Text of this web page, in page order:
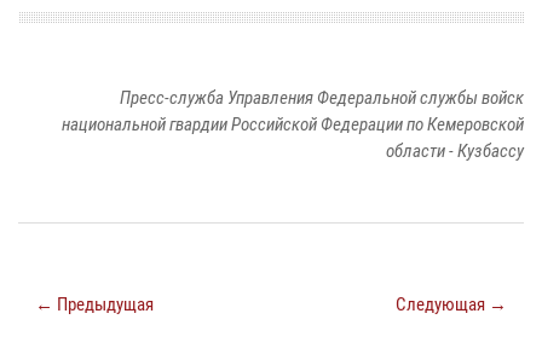
Пресс-служба Управления Федеральной службы войск
национальной гвардии Российской Федерации по Кемеровской
области - Кузбассу
← Предыдущая Следующая →